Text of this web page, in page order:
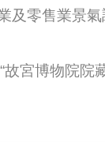
及零售業景氣
“故宮博物院院